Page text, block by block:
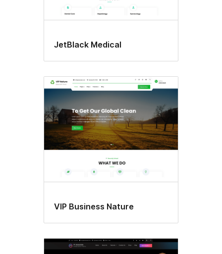
JetBlack Medical
VIP Business Nature